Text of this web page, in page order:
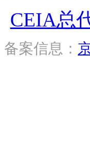
CEIA总
备案信息：